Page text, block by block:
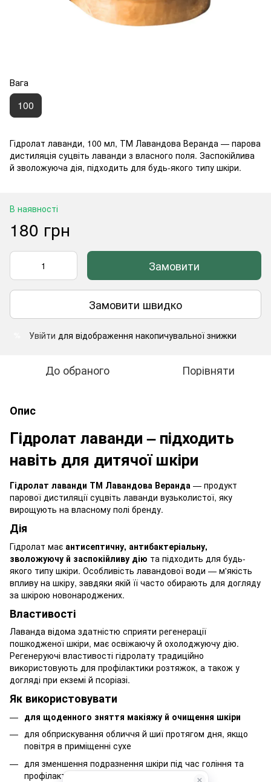
Вага
100
Гідролат лаванди, 100 мл, ТМ Лавандова Веранда — парова
дистиляція суцвіть лаванди з власного поля. Заспокійлива
й зволожуюча дія, підходить для будь-якого типу шкіри.
В наявності
180 грн
Замовити
Замовити швидко
Увійти для відображення накопичувальної знижки
До обраного Порівняти
Опис
Гідролат лаванди – підходить
навіть для дитячої шкіри
Гідролат лаванди ТМ Лавандова Веранда — продукт
парової дистиляції суцвіть лаванди вузьколистої, яку
вирощують на власному полі бренду.
Дія
Гідролат має антисептичну, антибактеріальну,
зволожуючу й заспокійливу дію та підходить для будь-
якого типу шкіри. Особливість лавандової води — м'якість
впливу на шкіру, завдяки якій її часто обирають для догляду
за шкірою новонароджених.
Властивості
Лаванда відома здатністю сприяти регенерації
пошкодженої шкіри, має освіжаючу й охолоджуючу дію.
Регенеруючі властивості гідролату традиційно
використовують для профілактики розтяжок, а також у
догляді при екземі й псоріазі.
Як використовувати
для щоденного зняття макіяжу й очищення шкіри
для обприскування обличчя й шиї протягом дня, якщо
повітря в приміщенні сухе
для зменшення подразнення шкіри під час гоління та
профілактики вростання волосся